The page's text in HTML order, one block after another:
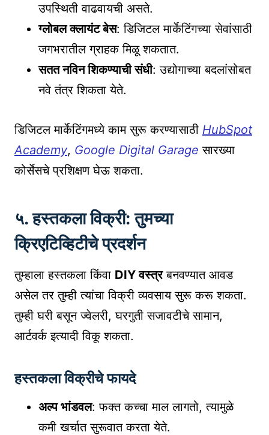
उपस्थिती वाढवायची असते.
ग्लोबल क्लायंट बेस: डिजिटल मार्केटिंगच्या सेवांसाठी
जगभरातील ग्राहक मिळू शकतात.
सतत नविन शिकण्याची संधी: उद्योगाच्या बदलांसोबत
नवे तंत्र शिकता येते.
डिजिटल मार्केटिंगमध्ये काम सुरू करण्यासाठी HubSpot
Academy, Google Digital Garage सारख्या
कोर्सेसचे प्रशिक्षण घेऊ शकता.
५. हस्तकला विक्री: तुमच्या
क्रिएटिव्हिटीचे प्रदर्शन
तुम्हाला हस्तकला किंवा DIY वस्त्रबनवण्यात आवड
असेल तर तुम्ही त्यांचा विक्री व्यवसाय सुरू करू शकता.
तुम्ही घरी बसून ज्वेलरी, घरगुती सजावटीचे सामान,
आर्टवर्क इत्यादी विकू शकता.
हस्तकला विक्रीचे फायदे
अल्प भांडवल: फक्त कच्चा माल लागतो, त्यामुळे
कमी खर्चात सुरूवात करता येते.